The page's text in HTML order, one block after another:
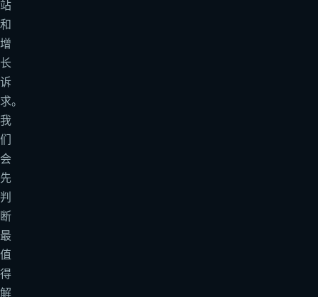
站
和
增
长
诉
求。
我
们
会
先
判
断
最
值
得
解